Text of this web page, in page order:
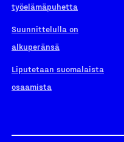
työelämäpuhetta
Suunnittelulla on
alkuperänsä
Liputetaan suomalaista
osaamista